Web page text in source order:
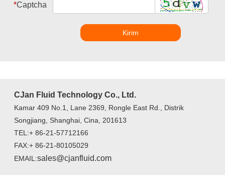
*Captcha
Kirim
CJan Fluid Technology Co., Ltd.
Kamar 409 No.1, Lane 2369, Rongle East Rd., Distrik
Songjiang, Shanghai, Cina, 201613
TEL:+ 86-21-57712166
FAX:+ 86-21-80105029
EMAIL:sales@cjanfluid.com